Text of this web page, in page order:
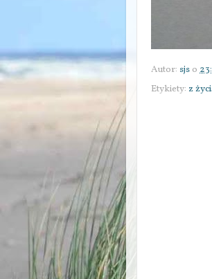
Autor: sjs o
Etykiety: z